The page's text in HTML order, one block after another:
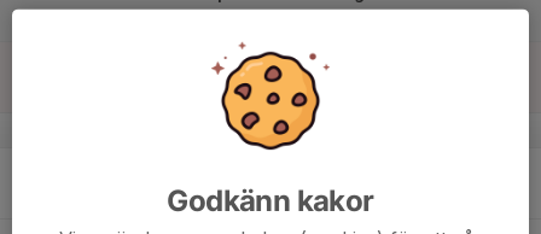
v.34
Godkänn kakor